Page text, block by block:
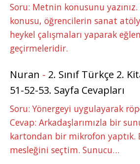
Soru: Metnin konusunu
konusu, öğrencilerin sanat
heykel çalışmaları yaparak
geçirmeleridir.
Nuran - 2. Sınıf Türkçe 2.
51-52-53. Sayfa Cevapları
Soru: Yönergeyi uygulayarak
Cevap: Arkadaşlarımızla bir
kartondan bir mikrofon yaptık.
mesleğini seçtim. Sunucu…